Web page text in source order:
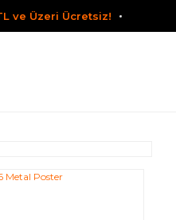
ve Üzeri Ücretsiz!